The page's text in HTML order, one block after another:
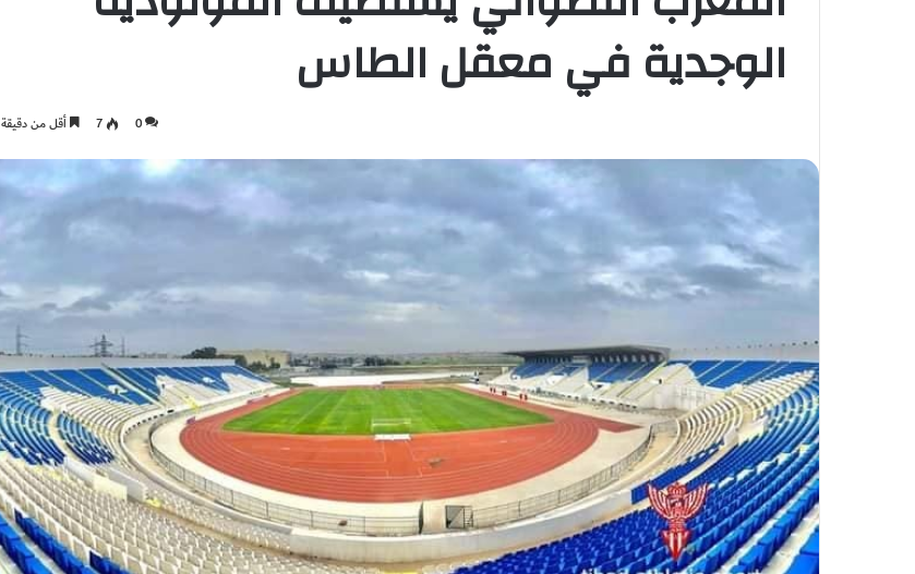
الوجدية في معقل الطاس
0
7 أقل من دقيقة